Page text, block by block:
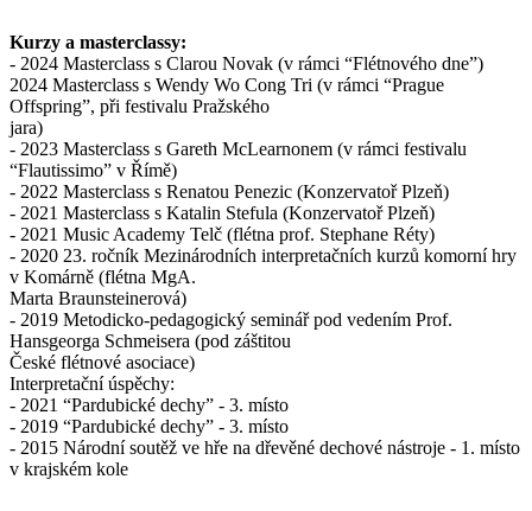
Kurzy a masterclassy:
- 2024 Masterclass s Clarou Novak (v rámci “Flétnového dne”)
2024 Masterclass s Wendy Wo Cong Tri (v rámci “Prague
Offspring”, při festivalu Pražského
jara)
- 2023 Masterclass s Gareth McLearnonem (v rámci festivalu
“Flautissimo” v Římě)
- 2022 Masterclass s Renatou Penezic (Konzervatoř Plzeň)
- 2021 Masterclass s Katalin Stefula (Konzervatoř Plzeň)
- 2021 Music Academy Telč (flétna prof. Stephane Réty)
- 2020 23. ročník Mezinárodních interpretačních kurzů komorní hry
v Komárně (flétna MgA.
Marta Braunsteinerová)
- 2019 Metodicko-pedagogický seminář pod vedením Prof.
Hansgeorga Schmeisera (pod záštitou
České flétnové asociace)
Interpretační úspěchy:
- 2021 “Pardubické dechy” - 3. místo
- 2019 “Pardubické dechy” - 3. místo
- 2015 Národní soutěž ve hře na dřevěné dechové nástroje - 1. místo
v krajském kole